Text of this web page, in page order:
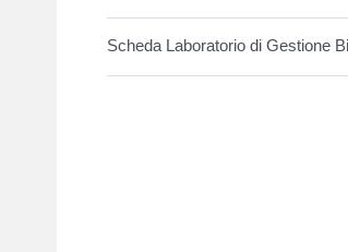
Scheda Laboratorio di Gestione